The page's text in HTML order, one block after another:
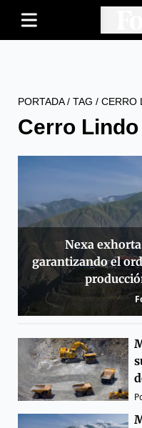
PORTADA/ TAG / CERRO
Cerro Lindo
Nexa
garantizando el